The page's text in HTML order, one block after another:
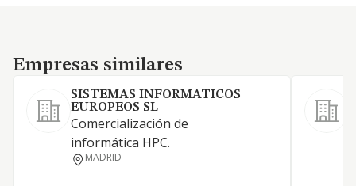
Empresas similares
Empresas similares
SISTEMAS INFORMATICOS
EUROPEOS SL
Comercialización de
informática HPC.
MADRID